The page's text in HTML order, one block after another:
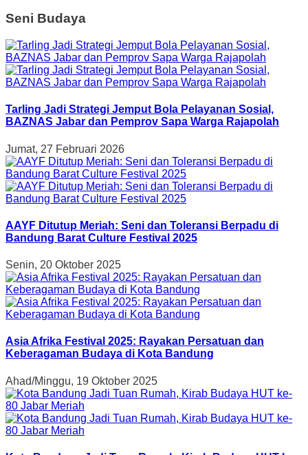
Seni Budaya
Tarling Jadi Strategi Jemput Bola Pelayanan Sosial,
BAZNAS Jabar dan Pemprov Sapa Warga Rajapolah
Jumat, 27 Februari 2026
AAYF Ditutup Meriah: Seni dan Toleransi Berpadu di
Bandung Barat Culture Festival 2025
Senin, 20 Oktober 2025
Asia Afrika Festival 2025: Rayakan Persatuan dan
Keberagaman Budaya di Kota Bandung
Ahad/Minggu, 19 Oktober 2025